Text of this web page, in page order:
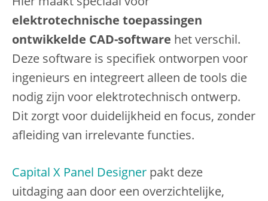
elektrotechnische toepassingen
ontwikkelde CAD-software het verschil.
Deze software is specifiek ontworpen voor
ingenieurs en integreert alleen de tools die
nodig zijn voor elektrotechnisch ontwerp.
Dit zorgt voor duidelijkheid en focus, zonder
afleiding van irrelevante functies.
Capital X Panel Designer pakt deze
uitdaging aan door een overzichtelijke,